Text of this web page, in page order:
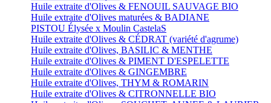
Huile extraite d'Olives & FENOUIL SAUVAGE BIO
Huile extraite d'Olives maturées & BADIANE
PISTOU Élysée x Moulin CastelaS
Huile extraite d'Olives & CÉDRAT (variété d'agrume)
Huile extraite d'Olives, BASILIC & MENTHE
Huile extraite d'Olives & PIMENT D'ESPELETTE
Huile extraite d'Olives & GINGEMBRE
Huile extraite d'Olives, THYM & ROMARIN
Huile extraite d'Olives & CITRONNELLE BIO